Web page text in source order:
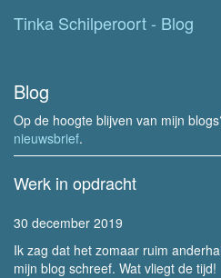
Tinka Schilperoort - Blog
Blog
Op de hoogte blijven van mijn
nieuwsbrief.
Werk in opdracht
30 december 2019
Ik zag dat het zomaar ruim
mijn blog schreef. Wat vliegt de tijd!